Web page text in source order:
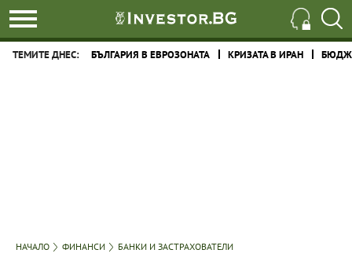
ТЕМИТЕ ДНЕС: БЪЛГАРИЯ В ЕВРОЗОНАТА КРИЗАТА В ИРАН
НАЧАЛО ФИНАНСИ БАНКИ И ЗАСТРАХОВАТЕЛИ